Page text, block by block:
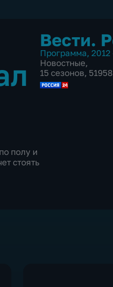
полу и
стоять
Вести.
Программа, 2012
Новостные,
15 сезонов,